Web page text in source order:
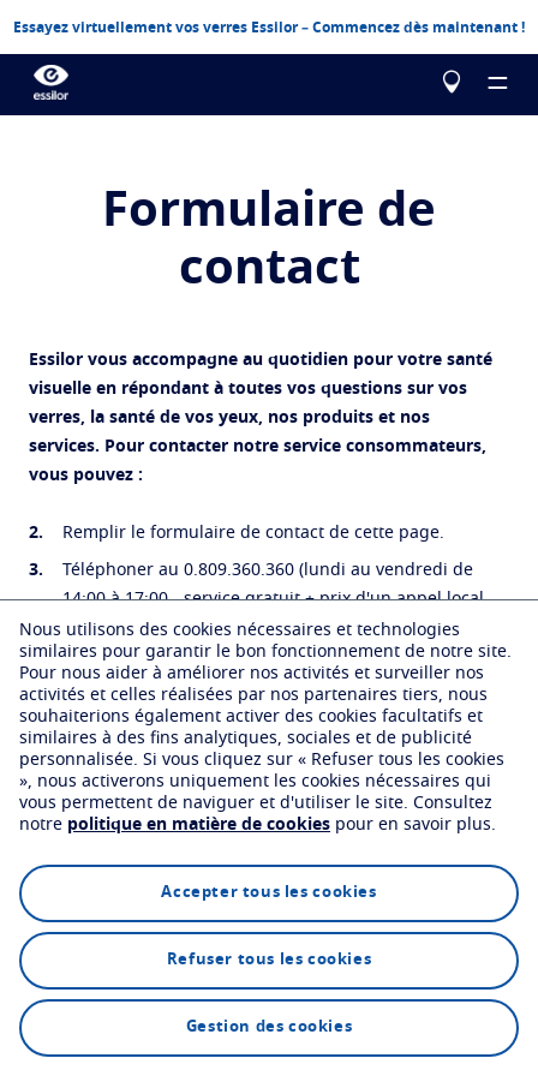
Essayez virtuellement vos verres Essilor – Commencez dès maintenant !
Essilor Experts
Essilor AVA
Advanced vision accuracy
En savoir plus
Corriger
Stellest Contrôle de la myopie chez l'enfant
Eyezen Verres unifocaux optimisés
Varilux Verres progressifs
Protéger
Transitions Verres intelligents qui s'adaptent à la lumière
Verres solaires Vision et style
Blue UV Matériaux filtrants dans les verres du quoitidien
Optimiser
Crizal Verres antireflets
Découvrez nos autres marques
Services
Services
Configurateur de verres
Les garanties Essilor
Virtual Try On
Nous contacter
Essilor Relation Consommateurs
Trouver un opticien
Actualités
Partenariats
IEMP
Ligue de Football Professionnel
Essilor s'engage
Origine France Garantie
Votre vision au quotidien
Tout savoir sur les verres
La vue selon l'age
Voir tous nos articles
Trouver un opticien
Formulaire de
contact
Essilor vous accompagne au quotidien pour votre santé
visuelle en répondant à toutes vos questions sur vos
verres, la santé de vos yeux, nos produits et nos
services. Pour contacter notre service consommateurs,
vous pouvez :
Remplir le formulaire de contact de cette page.
Téléphoner au 0.809.360.360 (lundi au vendredi de
14:00 à 17:00 - service gratuit + prix d'un appel local
depuis un poste fixe).
Écrire à l'adresse suivante : Essilor Relation
Consommateurs 45 Boulevard Paul Vaillant Couturier
94200 - Ivry-sur-Seine
Nous utilisons des cookies nécessaires et technologies
similaires pour garantir le bon fonctionnement de notre site.
Pour nous aider à améliorer nos activités et surveiller nos
activités et celles réalisées par nos partenaires tiers, nous
souhaiterions également activer des cookies facultatifs et
similaires à des fins analytiques, sociales et de publicité
personnalisée. Si vous cliquez sur « Refuser tous les cookies
», nous activerons uniquement les cookies nécessaires qui
vous permettent de naviguer et d'utiliser le site. Consultez
notre politique en matière de cookies pour en savoir plus.
Accepter tous les cookies
Refuser tous les cookies
Gestion des cookies